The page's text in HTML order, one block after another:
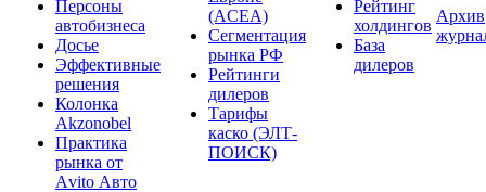
Персоны
автобизнеса
Досье
Эффективные
решения
Колонка
Akzonobel
Практика
рынка от
Аvito Авто
(ACEA)
Сегментация
рынка РФ
Рейтинги
дилеров
Тарифы
каско (ЭЛТ-
ПОИСК)
Рейтинг
холдингов
База
дилеров
Архив